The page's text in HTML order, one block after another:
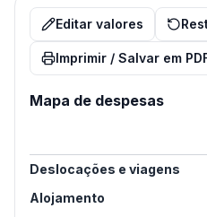
Editar valores
Imprimir / Salvar em
Mapa de despesas
Deslocações e viagens
Alojamento